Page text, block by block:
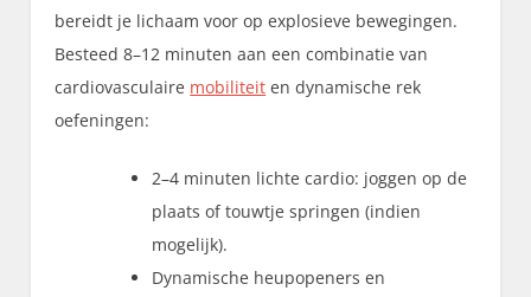
bereidt je lichaam voor op explosieve bewegingen.
Besteed 8–12 minuten aan een combinatie van
cardiovasculaire mobiliteit en dynamische rek
oefeningen:
2–4 minuten lichte cardio: joggen op de
plaats of touwtje springen (indien
mogelijk).
Dynamische heupopeners en